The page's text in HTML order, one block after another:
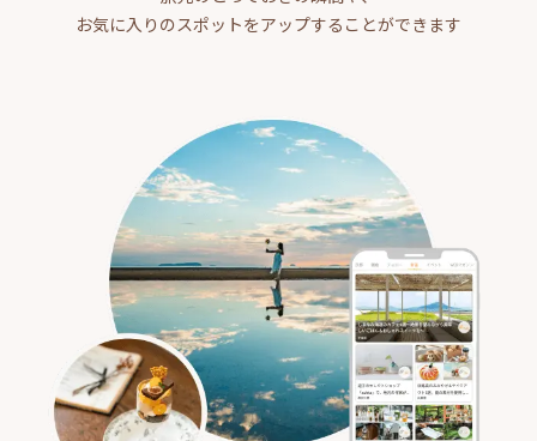
お気に入りのスポットをアップすることができます